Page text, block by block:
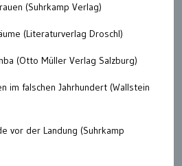
(Suhrkamp Verlag)
(Literaturverlag Droschl)
(Otto Müller Verlag Salzburg)
im falschen Jahrhundert (Wallstein
vor der Landung (Suhrkamp